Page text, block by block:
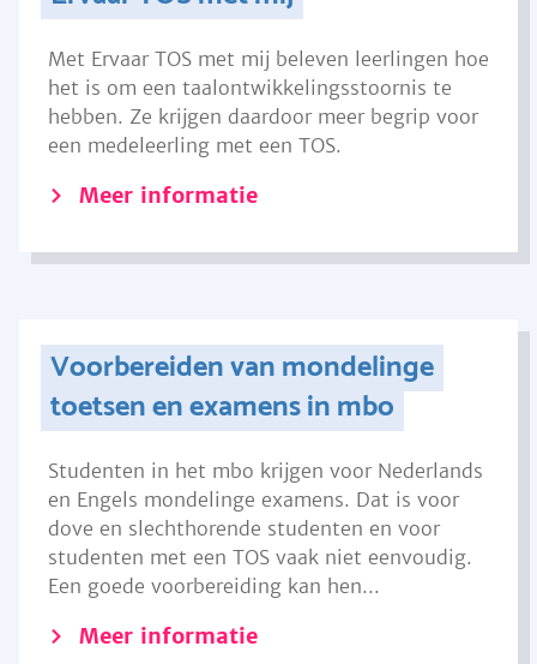
Met Ervaar TOS met mij beleven leerlingen hoe
het is om een taalontwikkelingsstoornis te
hebben. Ze krijgen daardoor meer begrip voor
een medeleerling met een TOS.
Meer informatie
Voorbereiden van mondelinge
toetsen en examens in mbo
Studenten in het mbo krijgen voor Nederlands
en Engels mondelinge examens. Dat is voor
dove en slechthorende studenten en voor
studenten met een TOS vaak niet eenvoudig.
Een goede voorbereiding kan hen...
Meer informatie